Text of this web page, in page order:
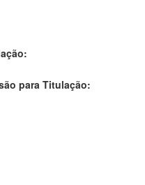
para Titulação: